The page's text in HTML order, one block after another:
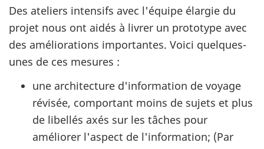
Des ateliers intensifs avec l'équipe élargie du
projet nous ont aidés à livrer un prototype avec
des améliorations importantes. Voici quelques-
unes de ces mesures :
une architecture d'information de voyage
révisée, comportant moins de sujets et plus
de libellés axés sur les tâches pour
améliorer l'aspect de l'information; (Par